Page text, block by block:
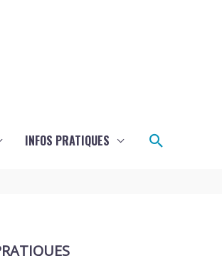
INFOS PRATIQUES